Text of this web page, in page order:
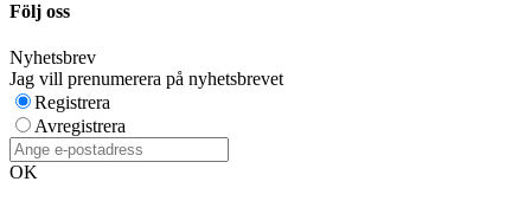
Följ oss
Nyhetsbrev
Jag vill prenumerera på nyhetsbrevet
Registrera
Avregistrera
OK